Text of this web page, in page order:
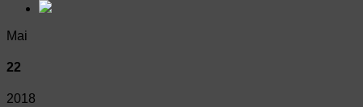
Mai
22
2018